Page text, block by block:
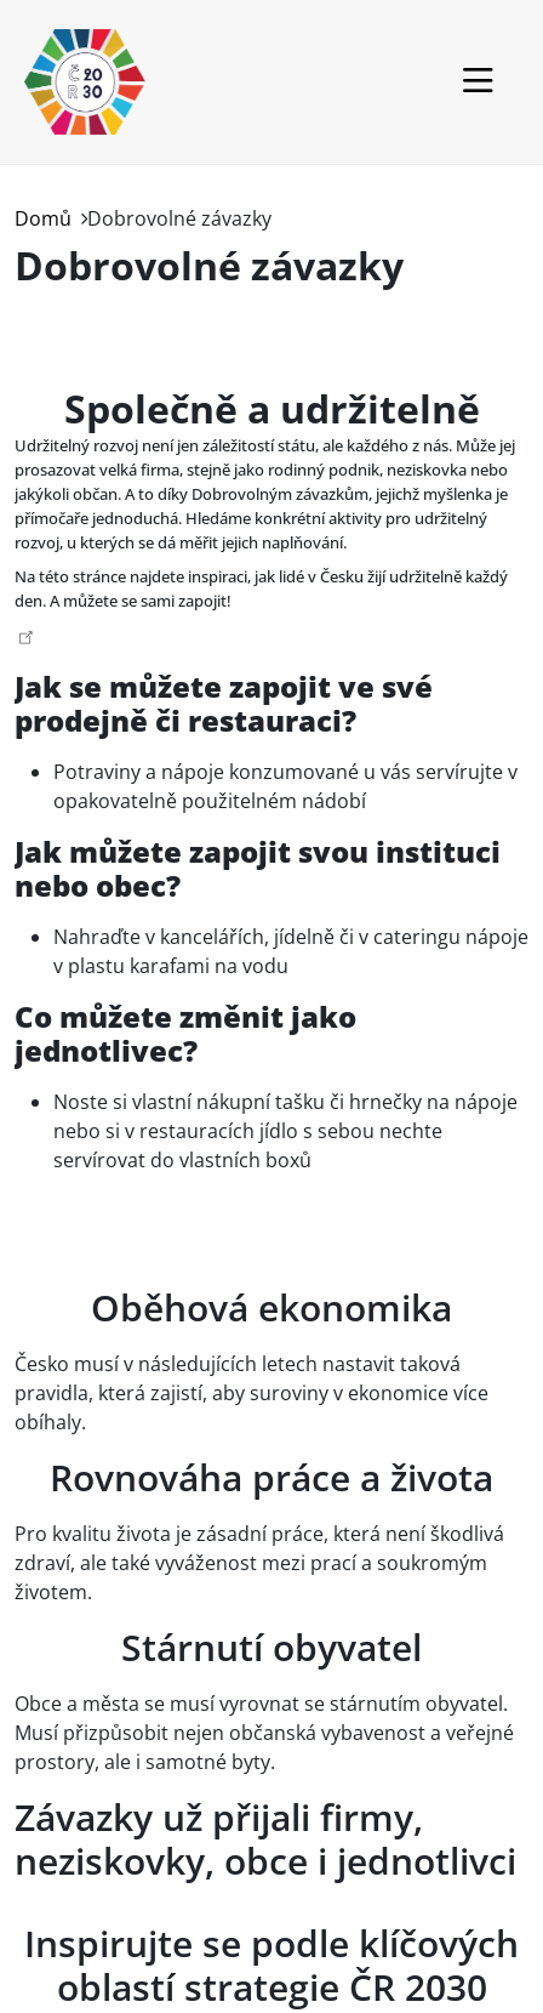
Svět
Aktuality
Ke stažení
EN
Domů Dobrovolné závazky
Dobrovolné závazky
Společně a udržitelně
Udržitelný rozvoj není jen záležitostí státu, ale každého z nás. Může jej
prosazovat velká firma, stejně jako rodinný podnik, neziskovka nebo
jakýkoli občan. A to díky Dobrovolným závazkům, jejichž myšlenka je
přímočaře jednoduchá. Hledáme konkrétní aktivity pro udržitelný
rozvoj, u kterých se dá měřit jejich naplňování.
Na této stránce najdete inspiraci, jak lidé v Česku žijí udržitelně každý
den. A můžete se sami zapojit!
Jak se můžete zapojit ve své
prodejně či restauraci?
Potraviny a nápoje konzumované u vás servírujte v
opakovatelně použitelném nádobí
Jak můžete zapojit svou instituci
nebo obec?
Nahraďte v kancelářích, jídelně či v cateringu nápoje
v plastu karafami na vodu
Co můžete změnit jako
jednotlivec?
Noste si vlastní nákupní tašku či hrnečky na nápoje
nebo si v restauracích jídlo s sebou nechte
servírovat do vlastních boxů
Oběhová ekonomika
Česko musí v následujících letech nastavit taková
pravidla, která zajistí, aby suroviny v ekonomice více
obíhaly.
Rovnováha práce a života
Pro kvalitu života je zásadní práce, která není škodlivá
zdraví, ale také vyváženost mezi prací a soukromým
životem.
Stárnutí obyvatel
Obce a města se musí vyrovnat se stárnutím obyvatel.
Musí přizpůsobit nejen občanská vybavenost a veřejné
prostory, ale i samotné byty.
Závazky už přijali firmy,
neziskovky, obce i jednotlivci
Inspirujte se podle klíčových
oblastí strategie ČR 2030